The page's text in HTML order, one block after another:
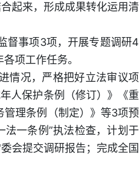
起来，形成成果转化运用清
督事项3项，开展专题调研4
项工作任务。
情况，严格把好立法审议项
人保护条例（修订）》《重
管理条例（制定）》等3项预
一条例”执法检查，计划于
会提交调研报告；完成全国